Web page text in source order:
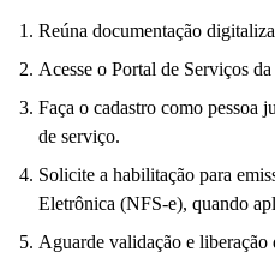
Reúna documentação
Acesse o Portal de Serviços
Faça o cadastro como pessoa
de serviço.
Solicite a habilitação para
Eletrônica (NFS-e), quando
Aguarde validação e liberação